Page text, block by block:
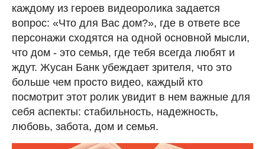
каждому из героев видеоролика задается
вопрос: «Что для Вас дом?», где в ответе все
персонажи сходятся на одной основной мысли,
что дом - это семья, где тебя всегда любят и
ждут. Жусан Банк убеждает зрителя, что это
больше чем просто видео, каждый кто
посмотрит этот ролик увидит в нем важные для
себя аспекты: стабильность, надежность,
любовь, забота, дом и семья.